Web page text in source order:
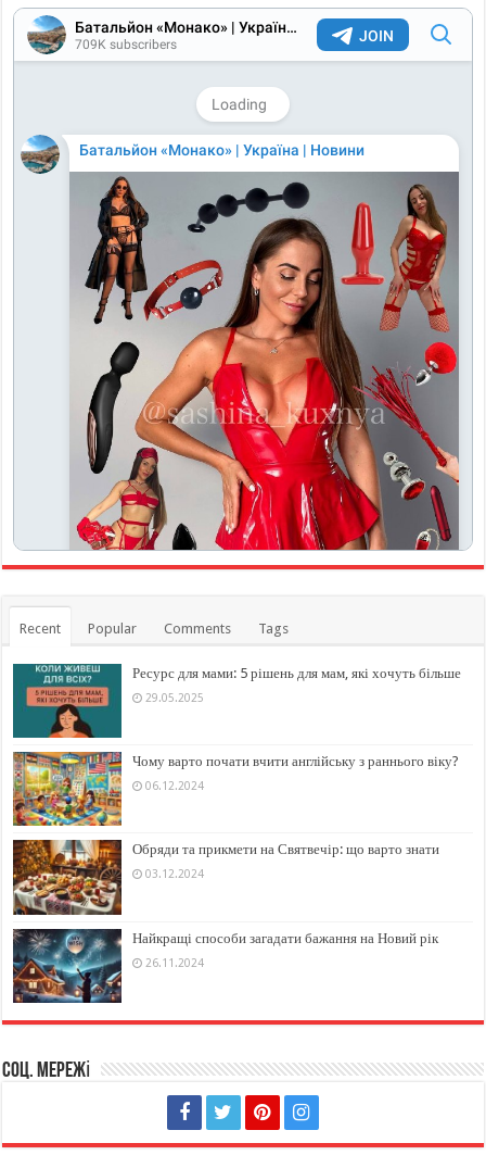
Recent Popular Comments Tags
Ресурс для мами: 5 рішень для мам, які хочуть більше
29.05.2025
Чому варто почати вчити англійську з раннього віку?
06.12.2024
Обряди та прикмети на Святвечір: що варто знати
03.12.2024
Найкращі способи загадати бажання на Новий рік
26.11.2024
Соц. мережі